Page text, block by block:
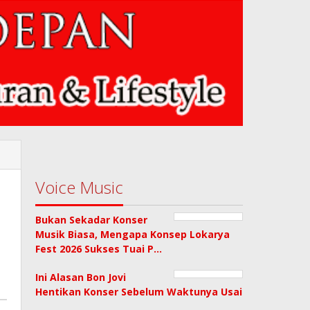
Voice Music
Bukan Sekadar Konser
Musik Biasa, Mengapa Konsep Lokarya
Fest 2026 Sukses Tuai P…
Ini Alasan Bon Jovi
Hentikan Konser Sebelum Waktunya Usai